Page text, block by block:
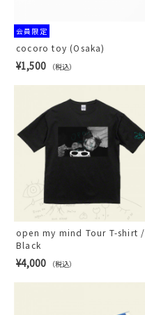
会員限定
cocoro toy (Osaka)
¥1,500 （税込）
open my mind Tour T-shirt /
Black
¥4,000 （税込）